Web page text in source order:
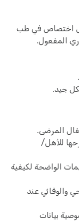
اختصاص في طب
المفعول.
جيد.
المرضى.
للأهل/
الواضحة لكيفية
والوقائي عند
بيانات